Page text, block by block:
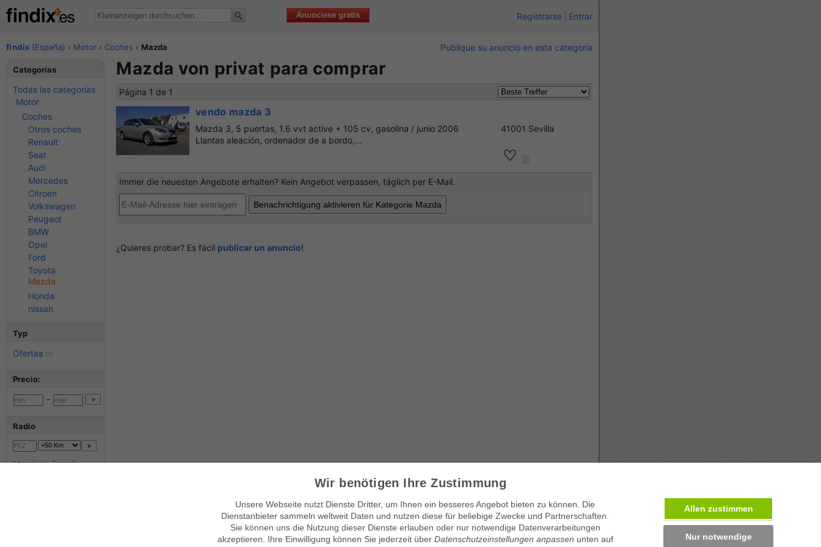
Anunciese gratis Registrarse Entrar
findix (España) › Motor › Coches › Mazda Publique su anuncio en esta categoría
Mazda von privat para comprar
Página 1 de 1
vendo mazda 3
Mazda 3, 5 puertas, 1.6 vvt active + 105 cv, gasolina / junio 2006
Llantas aleación, ordenador de a bordo,...
41001 Sevilla
Immer die neuesten Angebote erhalten? Kein Angebot verpassen, täglich per E-Mail.
¿Quieres probar? Es fácil publicar un anuncio!
Categorías
Todas las categorías
Motor
Coches
Otros coches
Renault
Seat
Audi
Mercedes
Citroen
Volkswagen
Peugeot
BMW
Opel
Ford
Toyota
Mazda
Honda
nissan
Typ
Ofertas (1)
Precio:
-
Radio
Mazda in España
Wir benötigen Ihre Zustimmung
Unsere Webseite nutzt Dienste Dritter, um Ihnen ein besseres Angebot bieten zu können. Die
Dienstanbieter sammeln weltweit Daten und nutzen diese für beliebige Zwecke und Partnerschaften.
Sie können uns die Nutzung dieser Dienste erlauben oder nur notwendige Datenverarbeitungen
akzeptieren. Ihre Einwilligung können Sie jederzeit über Datenschutzeinstellungen anpassen unten auf
Allen zustimmen
Nur notwendige